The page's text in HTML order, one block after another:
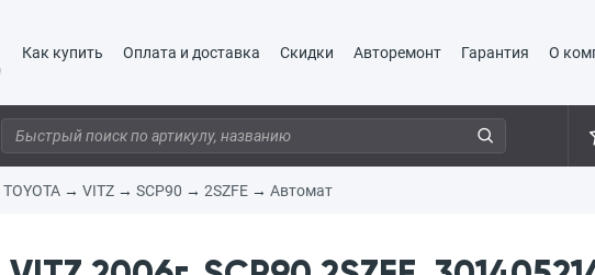
Как купить Оплата и доставка Скидки Авторемонт Гарантия О
TOYOTA → VITZ → SCP90 → 2SZFE → Автомат